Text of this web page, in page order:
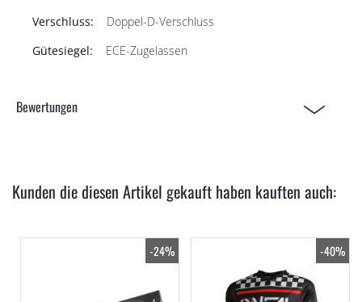
Doppel-D-Verschluss
ECE-Zugelassen
Bewertungen
Kunden die diesen Artikel gekauft haben kauften auch:
-24% -40%